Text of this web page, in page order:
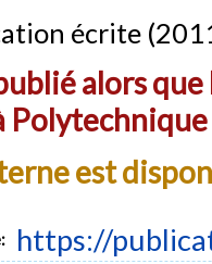
écrite
alors
est
https://